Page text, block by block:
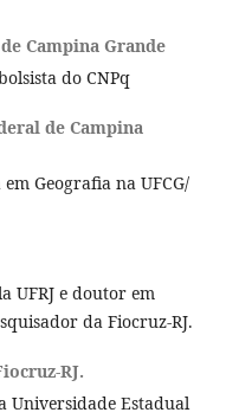
Campina Grande
do CNPq
de Campina
Geografia na UFCG/
UFRJ e doutor em
da Fiocruz-RJ.
RJ.
Universidade Estadual